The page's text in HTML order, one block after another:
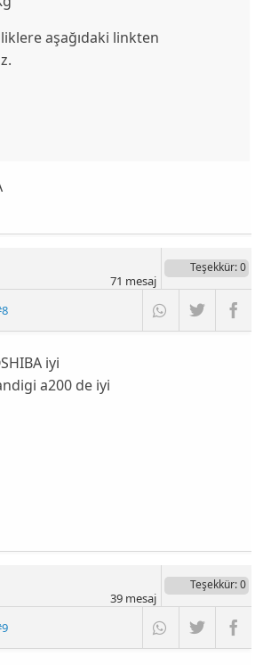
aşağıdaki linkten
Teşekkür: 0
71 mesaj
iyi
a200 de iyi
Teşekkür: 0
39mesaj